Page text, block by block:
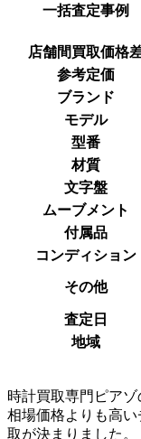
一括査定事例
店舗間買取価格
参考定価
ブランド
モデル
型番
材質
文字盤
ムーブメント
付属品
コンディション
その他
査定日
地域
時計買取専門ピア
相場価格よりも高い
取が決まりました。